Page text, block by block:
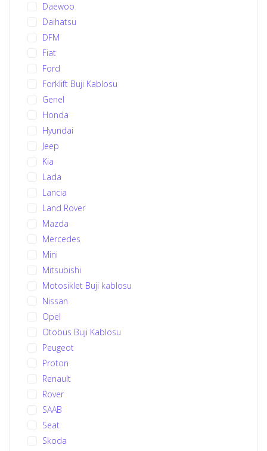
Daewoo
Daihatsu
DFM
Fiat
Ford
Forklift Buji Kablosu
Genel
Honda
Hyundai
Jeep
Kia
Lada
Lancia
Land Rover
Mazda
Mercedes
Mini
Mitsubishi
Motosiklet Buji kablosu
Nissan
Opel
Otobüs Buji Kablosu
Peugeot
Proton
Renault
Rover
SAAB
Seat
Skoda